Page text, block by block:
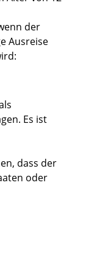
der
Ausreise
Es ist
dass der
oder